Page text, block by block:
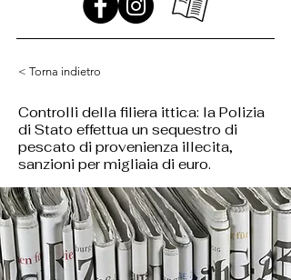
< Torna indietro
Controlli della filiera ittica: la Polizia
di Stato effettua un sequestro di
pescato di provenienza illecita,
sanzioni per migliaia di euro.